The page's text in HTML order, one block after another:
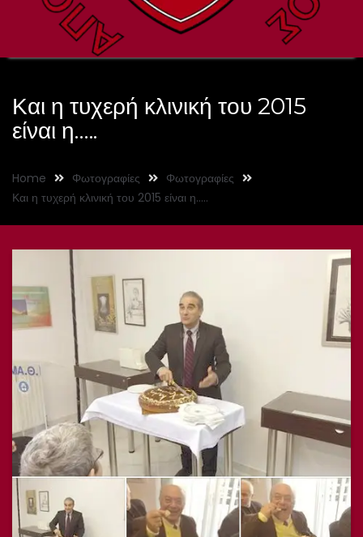
Και η τυχερή κλινική του 2015
είναι η…..
Home Φωτογραφίες
Φωτογραφίες
Και η τυχερή κλινική του 2015 είναι η…..